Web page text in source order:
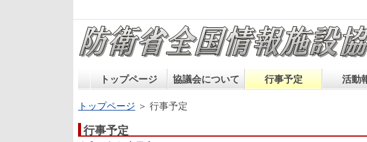
トップページ 協議会について 行事予定 活動
トップページ ＞ 行事予定
行事予定